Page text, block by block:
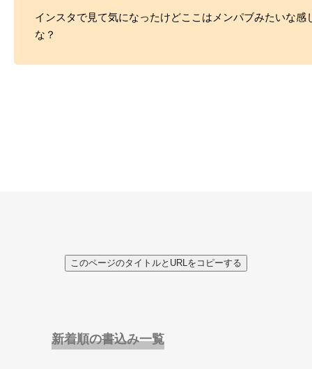
インスタで見て気になったけどここはメンパブみたいな感
な？
このページのタイトルとURLをコピーする
新着順の書込み一覧